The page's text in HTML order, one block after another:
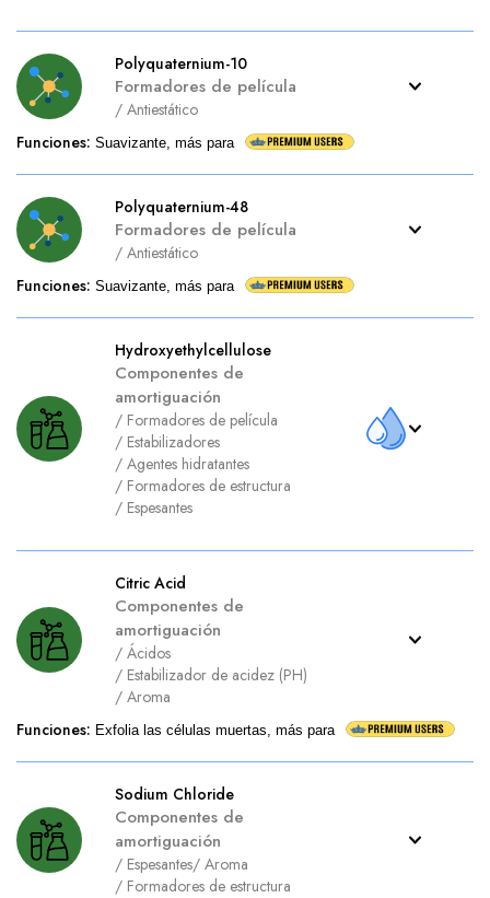
Polyquaternium-10
Formadores de película
/ Antiestático
Funciones: Suavizante, más para
Polyquaternium-48
Formadores de película
/ Antiestático
Funciones: Suavizante, más para
Hydroxyethylcellulose
Componentes de
amortiguación
/ Formadores de película
/ Estabilizadores
/ Agentes hidratantes
/ Formadores de estructura
/ Espesantes
Citric Acid
Componentes de
amortiguación
/ Ácidos
/ Estabilizador de acidez (PH)
/ Aroma
Funciones: Exfolia las células muertas, más para
Sodium Chloride
Componentes de
amortiguación
/ Espesantes/ Aroma
/ Formadores de estructura